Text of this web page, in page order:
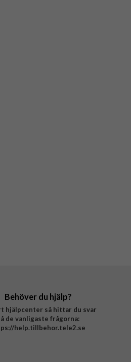
Behöver du hjälp?
hjälpcenter så hittar du svar
de vanligaste frågorna:
help.tillbehor.tele2.se